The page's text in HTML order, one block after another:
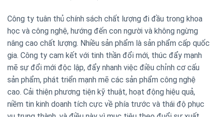
Công ty tuân thủ chính sách chất lượng đi đầu trong khoa
học và công nghệ, hướng đến con người và không ngừng
nâng cao chất lượng. Nhiều sản phẩm là sản phẩm cấp quốc
gia. Công ty cam kết với tinh thần đổi mới, thúc đẩy mạnh
mẽ sự đổi mới độc lập, đẩy nhanh việc điều chỉnh cơ cấu
sản phẩm, phát triển mạnh mẽ các sản phẩm công nghệ
cao. Cải thiện phương tiện kỹ thuật, hoạt động hiệu quả,
niềm tin kinh doanh tích cực về phía trước và thái độ phục